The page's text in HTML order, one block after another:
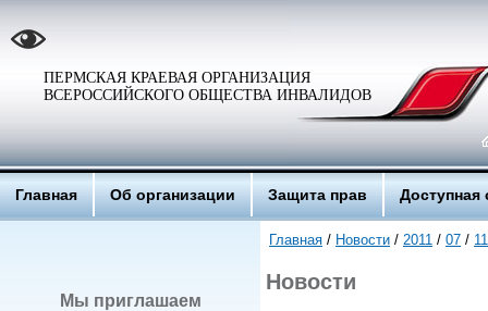
ПЕРМСКАЯ КРАЕВАЯ ОРГАНИЗАЦИЯ
ВСЕРОССИЙСКОГО ОБЩЕСТВА ИНВАЛИДОВ
Главная Об организации Защита прав Доступная
Мы приглашаем
Главная / Новости / 2011 / 07 / 11
Новости